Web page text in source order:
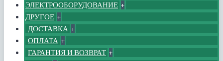
ЭЛЕКТРООБОРУДОВАНИЕ +
ДРУГОЕ +
ДОСТАВКА +
ОПЛАТА +
ГАРАНТИЯ И ВОЗВРАТ +